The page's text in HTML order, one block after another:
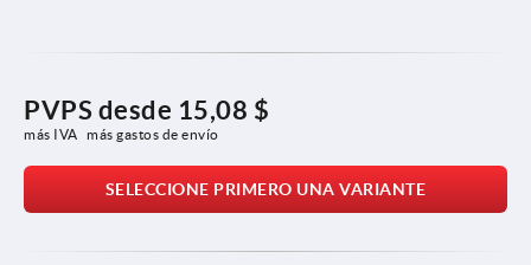
PVPS desde 15,08 $
más IVA más gastos de envío
SELECCIONE PRIMERO UNA VARIANTE